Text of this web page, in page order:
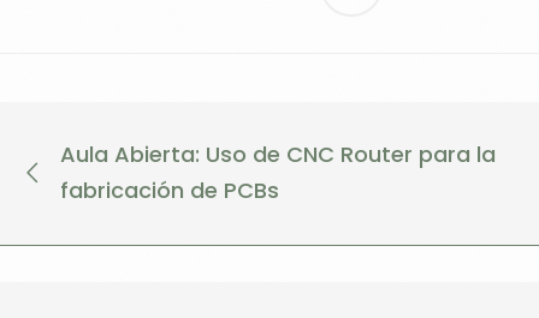
Aula Abierta: Uso de CNC Router para la
fabricación de PCBs